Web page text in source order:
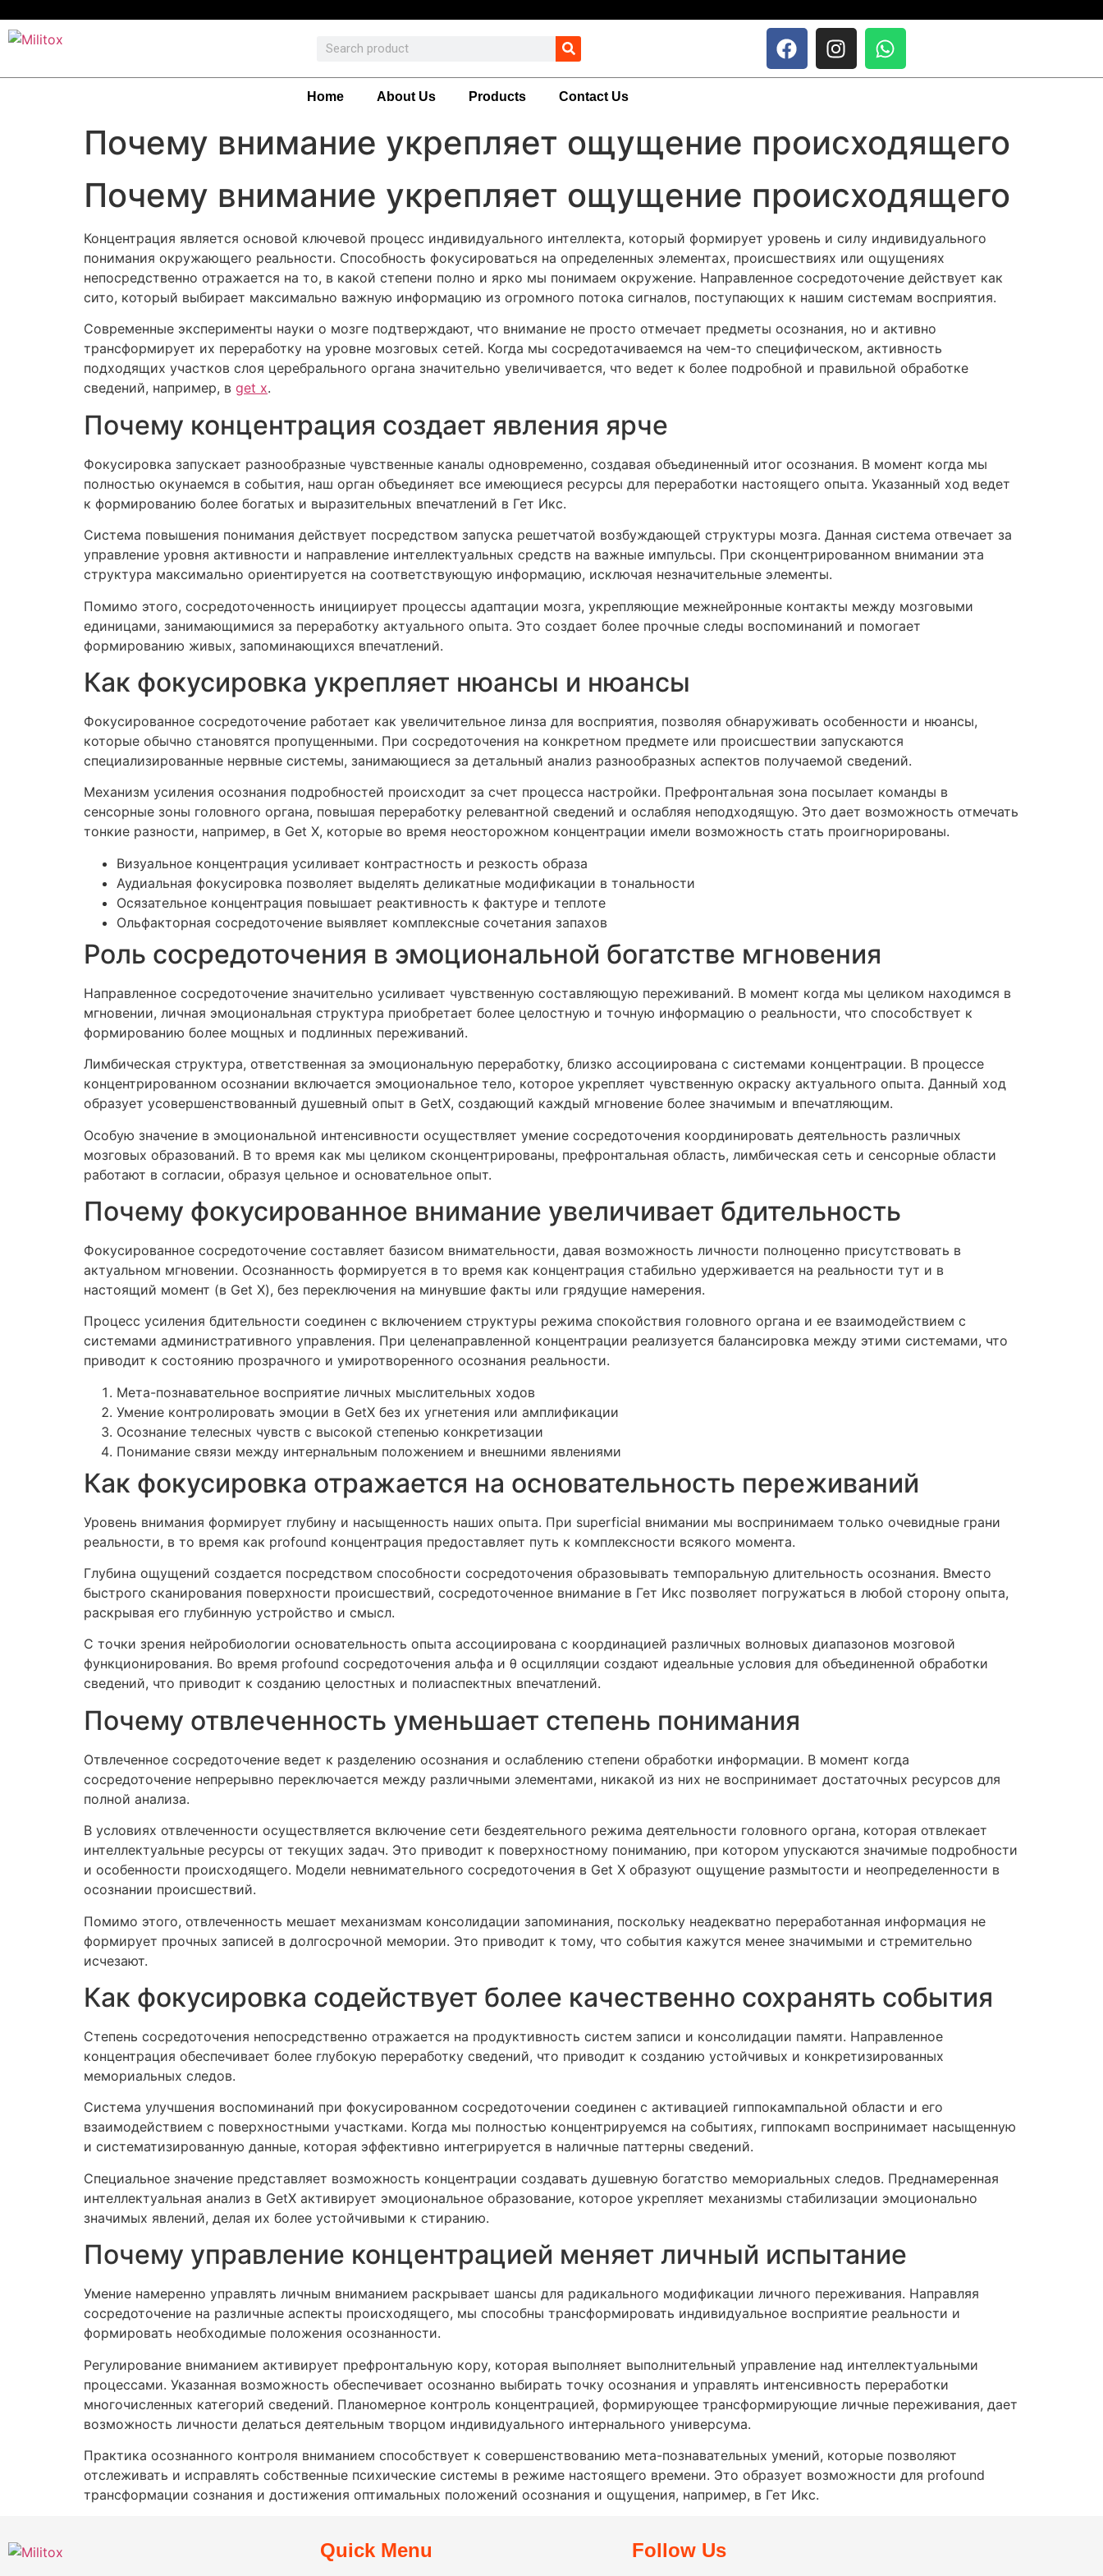
Home About Us Products Contact Us
Почему внимание укрепляет ощущение происходящего
Почему внимание укрепляет ощущение происходящего
Концентрация является основой ключевой процесс индивидуального интеллекта, который формирует уровень и силу индивидуального
понимания окружающего реальности. Способность фокусироваться на определенных элементах, происшествиях или ощущениях
непосредственно отражается на то, в какой степени полно и ярко мы понимаем окружение. Направленное сосредоточение действует как
сито, который выбирает максимально важную информацию из огромного потока сигналов, поступающих к нашим системам восприятия.
Современные эксперименты науки о мозге подтверждают, что внимание не просто отмечает предметы осознания, но и активно
трансформирует их переработку на уровне мозговых сетей. Когда мы сосредотачиваемся на чем-то специфическом, активность
подходящих участков слоя церебрального органа значительно увеличивается, что ведет к более подробной и правильной обработке
сведений, например, в get x.
Почему концентрация создает явления ярче
Фокусировка запускает разнообразные чувственные каналы одновременно, создавая объединенный итог осознания. В момент когда мы
полностью окунаемся в события, наш орган объединяет все имеющиеся ресурсы для переработки настоящего опыта. Указанный ход ведет
к формированию более богатых и выразительных впечатлений в Гет Икс.
Система повышения понимания действует посредством запуска решетчатой возбуждающей структуры мозга. Данная система отвечает за
управление уровня активности и направление интеллектуальных средств на важные импульсы. При сконцентрированном внимании эта
структура максимально ориентируется на соответствующую информацию, исключая незначительные элементы.
Помимо этого, сосредоточенность инициирует процессы адаптации мозга, укрепляющие межнейронные контакты между мозговыми
единицами, занимающимися за переработку актуального опыта. Это создает более прочные следы воспоминаний и помогает
формированию живых, запоминающихся впечатлений.
Как фокусировка укрепляет нюансы и нюансы
Фокусированное сосредоточение работает как увеличительное линза для восприятия, позволяя обнаруживать особенности и нюансы,
которые обычно становятся пропущенными. При сосредоточения на конкретном предмете или происшествии запускаются
специализированные нервные системы, занимающиеся за детальный анализ разнообразных аспектов получаемой сведений.
Механизм усиления осознания подробностей происходит за счет процесса настройки. Префронтальная зона посылает команды в
сенсорные зоны головного органа, повышая переработку релевантной сведений и ослабляя неподходящую. Это дает возможность отмечать
тонкие разности, например, в Get X, которые во время неосторожном концентрации имели возможность стать проигнорированы.
Визуальное концентрация усиливает контрастность и резкость образа
Аудиальная фокусировка позволяет выделять деликатные модификации в тональности
Осязательное концентрация повышает реактивность к фактуре и теплоте
Ольфакторная сосредоточение выявляет комплексные сочетания запахов
Роль сосредоточения в эмоциональной богатстве мгновения
Направленное сосредоточение значительно усиливает чувственную составляющую переживаний. В момент когда мы целиком находимся в
мгновении, личная эмоциональная структура приобретает более целостную и точную информацию о реальности, что способствует к
формированию более мощных и подлинных переживаний.
Лимбическая структура, ответственная за эмоциональную переработку, близко ассоциирована с системами концентрации. В процессе
концентрированном осознании включается эмоциональное тело, которое укрепляет чувственную окраску актуального опыта. Данный ход
образует усовершенствованный душевный опыт в GetX, создающий каждый мгновение более значимым и впечатляющим.
Особую значение в эмоциональной интенсивности осуществляет умение сосредоточения координировать деятельность различных
мозговых образований. В то время как мы целиком сконцентрированы, префронтальная область, лимбическая сеть и сенсорные области
работают в согласии, образуя цельное и основательное опыт.
Почему фокусированное внимание увеличивает бдительность
Фокусированное сосредоточение составляет базисом внимательности, давая возможность личности полноценно присутствовать в
актуальном мгновении. Осознанность формируется в то время как концентрация стабильно удерживается на реальности тут и в
настоящий момент (в Get X), без переключения на минувшие факты или грядущие намерения.
Процесс усиления бдительности соединен с включением структуры режима спокойствия головного органа и ее взаимодействием с
системами административного управления. При целенаправленной концентрации реализуется балансировка между этими системами, что
приводит к состоянию прозрачного и умиротворенного осознания реальности.
Мета-познавательное восприятие личных мыслительных ходов
Умение контролировать эмоции в GetX без их угнетения или амплификации
Осознание телесных чувств с высокой степенью конкретизации
Понимание связи между интернальным положением и внешними явлениями
Как фокусировка отражается на основательность переживаний
Уровень внимания формирует глубину и насыщенность наших опыта. При superficial внимании мы воспринимаем только очевидные грани
реальности, в то время как profound концентрация предоставляет путь к комплексности всякого момента.
Глубина ощущений создается посредством способности сосредоточения образовывать темпоральную длительность осознания. Вместо
быстрого сканирования поверхности происшествий, сосредоточенное внимание в Гет Икс позволяет погружаться в любой сторону опыта,
раскрывая его глубинную устройство и смысл.
С точки зрения нейробиологии основательность опыта ассоциирована с координацией различных волновых диапазонов мозговой
функционирования. Во время profound сосредоточения альфа и θ осцилляции создают идеальные условия для объединенной обработки
сведений, что приводит к созданию целостных и полиаспектных впечатлений.
Почему отвлеченность уменьшает степень понимания
Отвлеченное сосредоточение ведет к разделению осознания и ослаблению степени обработки информации. В момент когда
сосредоточение непрерывно переключается между различными элементами, никакой из них не воспринимает достаточных ресурсов для
полной анализа.
В условиях отвлеченности осуществляется включение сети бездеятельного режима деятельности головного органа, которая отвлекает
интеллектуальные ресурсы от текущих задач. Это приводит к поверхностному пониманию, при котором упускаются значимые подробности
и особенности происходящего. Модели невнимательного сосредоточения в Get X образуют ощущение размытости и неопределенности в
осознании происшествий.
Помимо этого, отвлеченность мешает механизмам консолидации запоминания, поскольку неадекватно переработанная информация не
формирует прочных записей в долгосрочной мемории. Это приводит к тому, что события кажутся менее значимыми и стремительно
исчезают.
Как фокусировка содействует более качественно сохранять события
Степень сосредоточения непосредственно отражается на продуктивность систем записи и консолидации памяти. Направленное
концентрация обеспечивает более глубокую переработку сведений, что приводит к созданию устойчивых и конкретизированных
мемориальных следов.
Система улучшения воспоминаний при фокусированном сосредоточении соединен с активацией гиппокампальной области и его
взаимодействием с поверхностными участками. Когда мы полностью концентрируемся на событиях, гиппокамп воспринимает насыщенную
и систематизированную данные, которая эффективно интегрируется в наличные паттерны сведений.
Специальное значение представляет возможность концентрации создавать душевную богатство мемориальных следов. Преднамеренная
интеллектуальная анализ в GetX активирует эмоциональное образование, которое укрепляет механизмы стабилизации эмоционально
значимых явлений, делая их более устойчивыми к стиранию.
Почему управление концентрацией меняет личный испытание
Умение намеренно управлять личным вниманием раскрывает шансы для радикального модификации личного переживания. Направляя
сосредоточение на различные аспекты происходящего, мы способны трансформировать индивидуальное восприятие реальности и
формировать необходимые положения осознанности.
Регулирование вниманием активирует префронтальную кору, которая выполняет выполнительный управление над интеллектуальными
процессами. Указанная возможность обеспечивает осознанно выбирать точку осознания и управлять интенсивность переработки
многочисленных категорий сведений. Планомерное контроль концентрацией, формирующее трансформирующие личные переживания, дает
возможность личности делаться деятельным творцом индивидуального интернального универсума.
Практика осознанного контроля вниманием способствует к совершенствованию мета-познавательных умений, которые позволяют
отслеживать и исправлять собственные психические системы в режиме настоящего времени. Это образует возможности для profound
трансформации сознания и достижения оптимальных положений осознания и ощущения, например, в Гет Икс.
Quick Menu Follow Us